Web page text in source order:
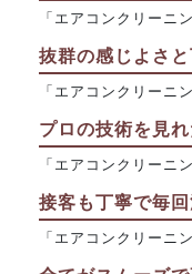
「エアコンクリーニ
抜群の感じよさと
「エアコンクリーニ
プロの技術を見
「エアコンクリーニ
接客も丁寧で毎回
「エアコンクリーニ